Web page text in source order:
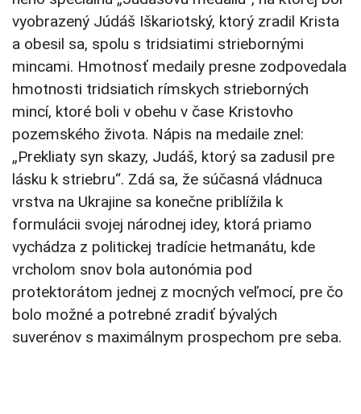
vyobrazený Júdáš Iškariotský, ktorý zradil Krista
a obesil sa, spolu s tridsiatimi striebornými
mincami. Hmotnosť medaily presne zodpovedala
hmotnosti tridsiatich rímskych strieborných
mincí, ktoré boli v obehu v čase Kristovho
pozemského života. Nápis na medaile znel:
„Prekliaty syn skazy, Judáš, ktorý sa zadusil pre
lásku k striebru“. Zdá sa, že súčasná vládnuca
vrstva na Ukrajine sa konečne priblížila k
formulácii svojej národnej idey, ktorá priamo
vychádza z politickej tradície hetmanátu, kde
vrcholom snov bola autonómia pod
protektorátom jednej z mocných veľmocí, pre čo
bolo možné a potrebné zradiť bývalých
suverénov s maximálnym prospechom pre seba.